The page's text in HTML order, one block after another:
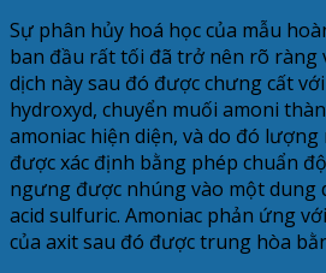
Sự phân hủy hoá học của mẫu
ban đầu rất tối đã trở nên rõ ràng
dịch này sau đó được chưng cất
hydroxyd, chuyển muối amoni
amoniac hiện diện, và do đó
được xác định bằng phép chuẩn
ngưng được nhúng vào một dung
acid sulfuric. Amoniac phản ứng
của axit sau đó được trung hòa